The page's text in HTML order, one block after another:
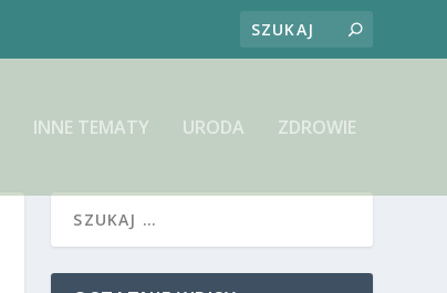
INNE TEMATY URODA ZDROWIE